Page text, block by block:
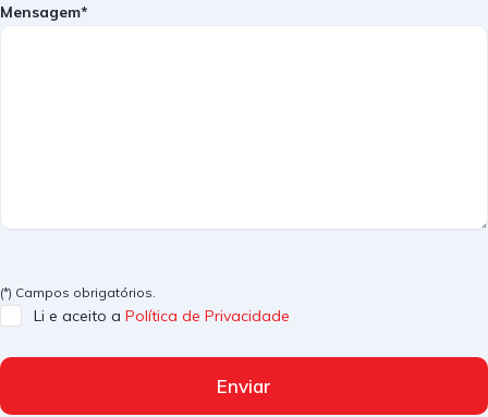
Mensagem*
(*) Campos obrigatórios.
Li e aceito a Política de Privacidade
Enviar